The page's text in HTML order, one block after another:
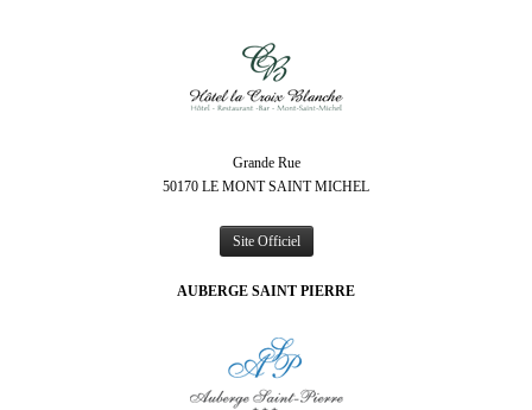
Grande Rue
50170 LE MONT SAINT MICHEL
Site Officiel
AUBERGE SAINT PIERRE